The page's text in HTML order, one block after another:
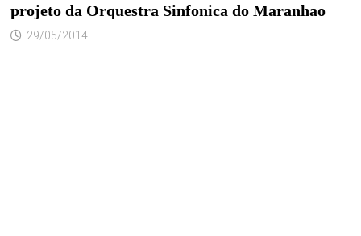
projeto da Orquestra Sinfonica do Maranhao
29/05/2014